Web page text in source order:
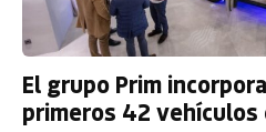
El grupo Prim
primeros 42